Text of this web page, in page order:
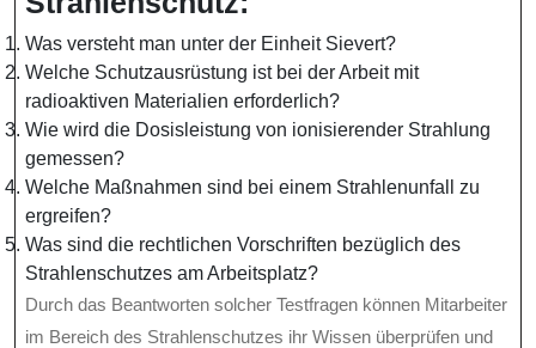
Was versteht man unter der Einheit Sievert?
Welche Schutzausrüstung ist bei der Arbeit mit
radioaktiven Materialien erforderlich?
Wie wird die Dosisleistung von ionisierender Strahlung
gemessen?
Welche Maßnahmen sind bei einem Strahlenunfall zu
ergreifen?
Was sind die rechtlichen Vorschriften bezüglich des
Strahlenschutzes am Arbeitsplatz?
Durch das Beantworten solcher Testfragen können Mitarbeiter
im Bereich des Strahlenschutzes ihr Wissen überprüfen und